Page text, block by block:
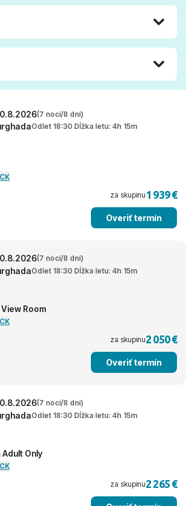
(7 nocí/8 dní)
Odlet 18:30 Dĺžka letu: 4h 15m
za skupinu1 939 €
Overiť termín
(7 nocí/8 dní)
Odlet 18:30 Dĺžka letu: 4h 15m
Room
za skupinu2 050 €
Overiť termín
(7 nocí/8 dní)
Odlet 18:30 Dĺžka letu: 4h 15m
Adult Only
za skupinu2 265 €